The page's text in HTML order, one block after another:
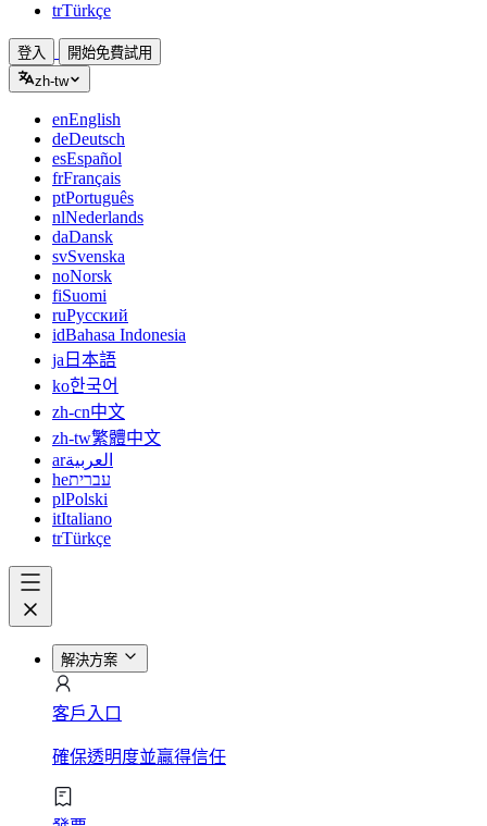
trTürkçe
登入
開始免費試用
zh-tw
enEnglish
deDeutsch
esEspañol
frFrançais
ptPortuguês
nlNederlands
daDansk
svSvenska
noNorsk
fiSuomi
ruРусский
idBahasa Indonesia
ja 日本語
ko한국어
zh-cn中文
zh-tw繁體中文
arالعربية
heעברית
plPolski
itItaliano
trTürkçe
解決方案
客戶入口
確保透明度並贏得信任